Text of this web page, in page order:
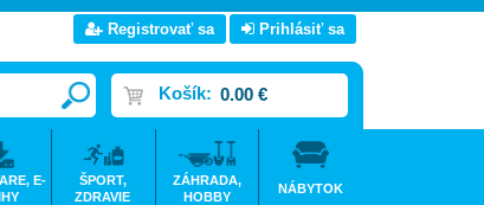
Registrovať sa Prihlásiť sa
Košík: 0.00 €
E-
ŠPORT,
ZDRAVIE
ZÁHRADA,
HOBBY
NÁBYTOK